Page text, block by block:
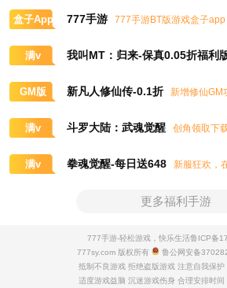
盒子App 777手游
777手游BT版游戏盒子
满v 我叫MT：归来-保真0.05折福利
GM版 新凡人修仙传-0.1折
新增修仙GM
满v 斗罗大陆：武魂觉醒
创角领取下
满v 拳魂觉醒-每日送648
新服狂欢，
更多福利手游
777手游-轻松游戏，快乐生活鲁ICP备
777sy.com 版权所有
鲁公网安备
抵制不良游戏 拒绝盗版游戏 注意自我保护
适度游戏益脑 沉迷游戏伤身 合理安排时间